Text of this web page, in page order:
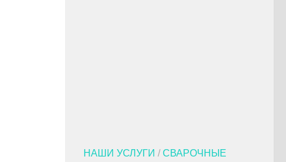
НАШИ УСЛУГИ / СВАРОЧНЫЕ